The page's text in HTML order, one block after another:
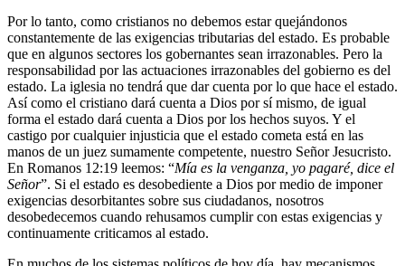
Por lo tanto, como cristianos no debemos estar quejándonos
constantemente de las exigencias tributarias del estado. Es probable
que en algunos sectores los gobernantes sean irrazonables. Pero la
responsabilidad por las actuaciones irrazonables del gobierno es del
estado. La iglesia no tendrá que dar cuenta por lo que hace el estado.
Así como el cristiano dará cuenta a Dios por sí mismo, de igual
forma el estado dará cuenta a Dios por los hechos suyos. Y el
castigo por cualquier injusticia que el estado cometa está en las
manos de un juez sumamente competente, nuestro Señor Jesucristo.
En Romanos 12:19 leemos: “Mía es la venganza, yo pagaré, dice el
Señor”. Si el estado es desobediente a Dios por medio de imponer
exigencias desorbitantes sobre sus ciudadanos, nosotros
desobedecemos cuando rehusamos cumplir con estas exigencias y
continuamente criticamos al estado.